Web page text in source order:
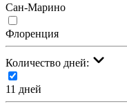
Сан-Марино
Флоренция
Количество дней:
11 дней